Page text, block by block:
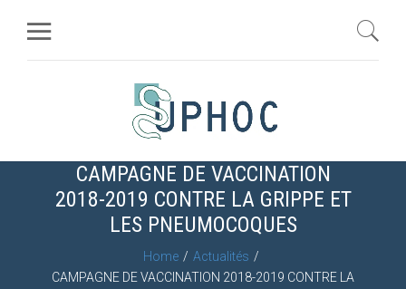
CAMPAGNE DE VACCINATION
2018-2019 CONTRE LA GRIPPE ET
LES PNEUMOCOQUES
Home
Actualités
CAMPAGNE DE VACCINATION 2018-2019 CONTRE LA